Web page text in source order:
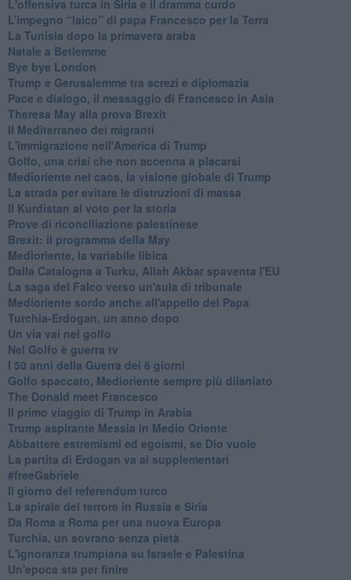
L'offensiva turca in Siria e il dramma curdo
L’impegno “laico” di papa Francesco per la Terra
La Tunisia dopo la primavera araba
Natale a Betlemme
Bye bye London
Trump e Gerusalemme tra screzi e diplomazia
Pace e dialogo, il messaggio di Francesco in Asia
Theresa May alla prova Brexit
Il Mediterraneo dei migranti
L'immigrazione nell'America di Trump
Golfo, una crisi che non accenna a placarsi
Medioriente nel caos, la visione globale di Trump
La strada per evitare le distruzioni di massa
Il Kurdistan al voto per la storia
Prove di riconciliazione palestinese
Brexit: il programma della May
Medioriente, la variabile libica
Dalla Catalogna a Turku, Allah Akbar spaventa l'EU
La saga del Falco verso un'aula di tribunale
Medioriente sordo anche all'appello del Papa
Turchia-Erdogan, un anno dopo
Un via vai nel golfo
Nel Golfo è guerra tv
I 50 anni della Guerra dei 6 giorni
Golfo spaccato, Medioriente sempre più dilaniato
The Donald meet Francesco
Il primo viaggio di Trump in Arabia
Trump aspirante Messia in Medio Oriente
Abbattere estremismi ed egoismi, se Dio vuole
La partita di Erdogan va ai supplementari
#freeGabriele
Il giorno del referendum turco
La spirale del terrore in Russia e Siria
Da Roma a Roma per una nuova Europa
Turchia, un sovrano senza pietà
L'ignoranza trumpiana su Israele e Palestina
Un'epoca sta per finire